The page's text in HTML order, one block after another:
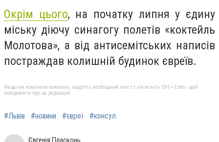
Окрім цього, на початку липня у єдину
міську діючу синагогу полетів «коктейль
Молотова», а від антисемітських написів
постраждав колишній будинок євреїв.
Якщо ви помітили помилку, виділіть необхідний текст і натисніть Ctrl + Enter, щоб
повідомити про це редакцію
#Львів #новини #євреї #консул
Євгенія Пласконь